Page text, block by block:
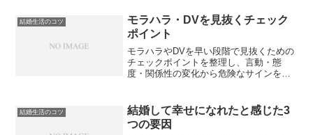
結婚生活のコツ
モラハラ・DVを見抜くチェック
ポイント
モラハラやDVを早い段階で見抜くための
チェックポイントを整理し、言動・態
度・関係性の変化から危険なサインを判
めました。
結婚生活のコツ
結婚して幸せになれたと感じた3
つの要因